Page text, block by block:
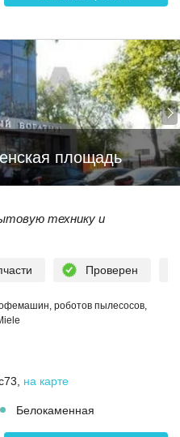
площадь
технику и
Проверен
роботов пылесосов,
на карте
Белокаменная